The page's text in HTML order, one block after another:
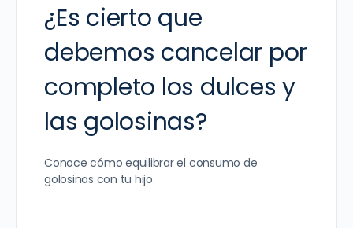
¿Es cierto que
debemos cancelar por
completo los dulces y
las golosinas?
Conoce cómo equilibrar el consumo de
golosinas con tu hijo.